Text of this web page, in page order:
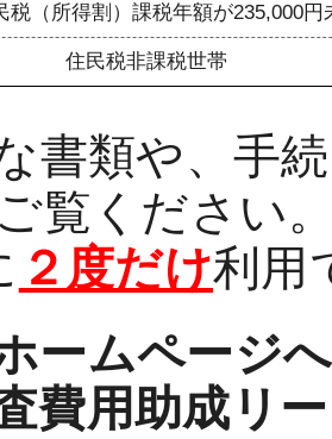
税（所得割）課税年額が235,000円
住民税非課税世帯
類や、手続
覧ください
２度だけ利用
ームページ
費用助成リ